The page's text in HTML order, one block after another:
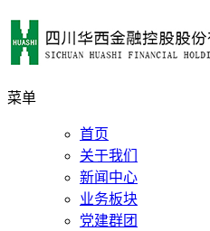
菜单
首页
关于我们
新闻中心
业务板块
党建群团